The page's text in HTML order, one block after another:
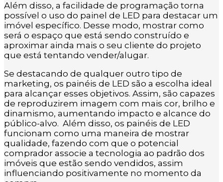
Além disso, a facilidade de programação torna
possível o uso do painel de LED para destacar um
imóvel específico. Desse modo, mostrar como
será o espaço que está sendo construído e
aproximar ainda mais o seu cliente do projeto
que está tentando vender/alugar.
Se destacando de qualquer outro tipo de
marketing, os painéis de LED são a escolha ideal
para alcançar esses objetivos. Assim, são capazes
de reproduzirem imagem com mais cor, brilho e
dinamismo, aumentando impacto e alcance do
público-alvo. Além disso, os painéis de LED
funcionam como uma maneira de mostrar
qualidade, fazendo com que o potencial
comprador associe a tecnologia ao padrão dos
imóveis que estão sendo vendidos, assim
influenciando positivamente no momento da